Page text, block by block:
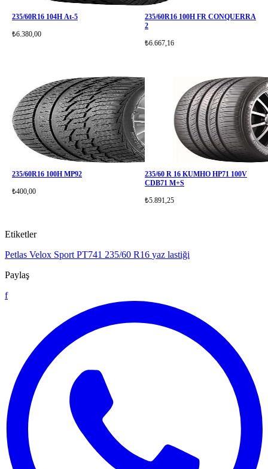
235/60R16 104H At-5
₺6.380,00
235/60R16 100H FR CONQUERRA
2
₺6.667,16
235/60R16 100H MP92
₺400,00
235/60 R 16 KUMHO HP71 100V
CDB71 M+S
₺5.891,25
Etiketler
Petlas Velox Sport PT741 235/60 R16 yaz lastiği
Paylaş
f